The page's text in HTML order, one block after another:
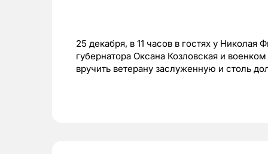
25 декабря, в 11 часов в гостях у
губернатора Оксана Козловская и
вручить ветерану заслуженную и столь